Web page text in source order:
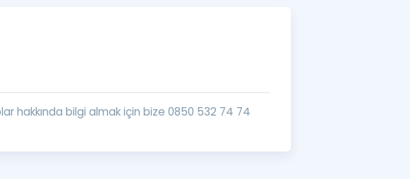
İngilizce Gramer
hakkında bilgi almak için bize 0850 532 74 74